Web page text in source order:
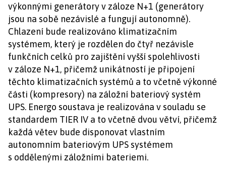
výkonnými generátory v záloze N+1 (generátory
jsou na sobě nezávislé a fungují autonomně).
Chlazení bude realizováno klimatizačním
systémem, který je rozdělen do čtyř nezávisle
funkčních celků pro zajištění vyšší spolehlivosti
v záloze N+1, přičemž unikátností je připojení
těchto klimatizačních systémů a to včetně výkonné
části (kompresory) na záložní bateriový systém
UPS. Energo soustava je realizována v souladu se
standardem TIER IV a to včetně dvou větví, přičemž
každá větev bude disponovat vlastním
autonomním bateriovým UPS systémem
s oddělenými záložními bateriemi.